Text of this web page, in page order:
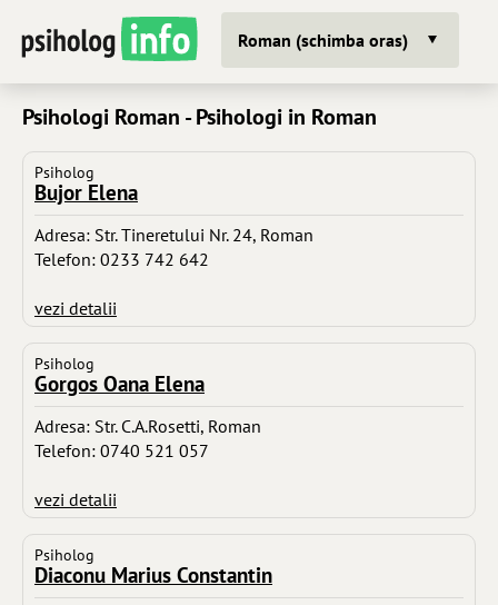
Roman (schimba oras)
Psihologi Roman - Psihologi in Roman
Psiholog
Bujor Elena
Adresa: Str. Tineretului Nr. 24, Roman
Telefon: 0233 742 642
vezi detalii
Psiholog
Gorgos Oana Elena
Adresa: Str. C.A.Rosetti, Roman
Telefon: 0740 521 057
vezi detalii
Psiholog
Diaconu Marius Constantin